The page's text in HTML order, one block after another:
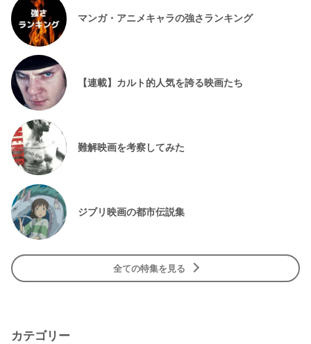
マンガ・アニメキャラの強さランキング
【連載】カルト的人気を誇る映画たち
難解映画を考察してみた
ジブリ映画の都市伝説集
全ての特集を見る
カテゴリー